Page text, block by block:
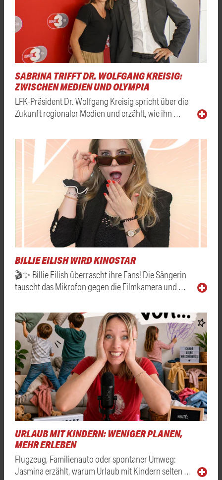
SABRINA TRIFFT DR. WOLFGANG KREISIG:
ZWISCHEN MEDIEN UND OLYMPIA
LFK-Präsident Dr. Wolfgang Kreisig spricht über die
Zukunft regionaler Medien und erzählt, wie ihn …
BILLIE EILISH WIRD KINOSTAR
🎬✨ Billie Eilish überrascht ihre Fans! Die Sängerin
tauscht das Mikrofon gegen die Filmkamera und …
URLAUB MIT KINDERN: WENIGER PLANEN,
MEHR ERLEBEN
Flugzeug, Familienauto oder spontaner Umweg:
Jasmina erzählt, warum Urlaub mit Kindern selten …